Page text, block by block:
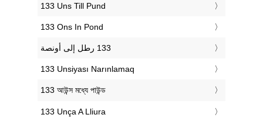
‎133 Uns Till Pund
‎133 Ons In Pond
‎133 Unsiyası Narınlamaq
‎133 আউন্স মধ্যে পাউন্ড
‎133 Unça A Lliura